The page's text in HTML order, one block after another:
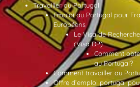
Travailler au Portugal
Emploi au Portugal pour
Européens
Le Visa de
(Visa DP)
Comment
au Portugal?
Comment travailler au
Offre d’emploi portugal